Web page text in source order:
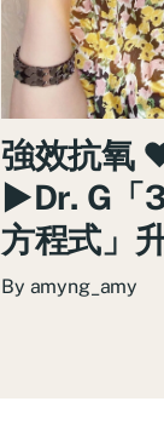
強效抗氧
►Dr. G「
方程式」
By amyng_amy